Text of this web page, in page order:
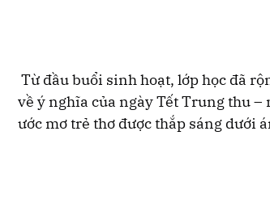
Từ đầu buổi sinh hoạt, lớp học đã
về ý nghĩa của ngày Tết Trung thu
ước mơ trẻ thơ được thắp sáng dưới